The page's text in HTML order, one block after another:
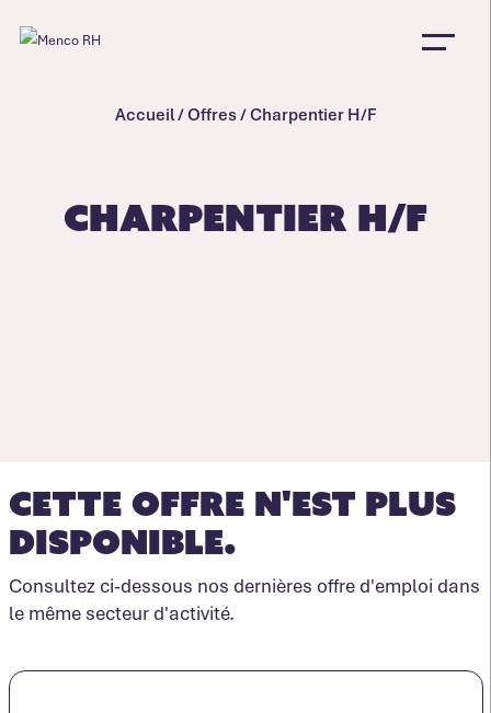
Accueil/Offres/Charpentier H/F
Charpentier H/F
Cette offre n'est plus
disponible.
Consultez ci-dessous nos dernières offre d'emploi dans
le même secteur d'activité.